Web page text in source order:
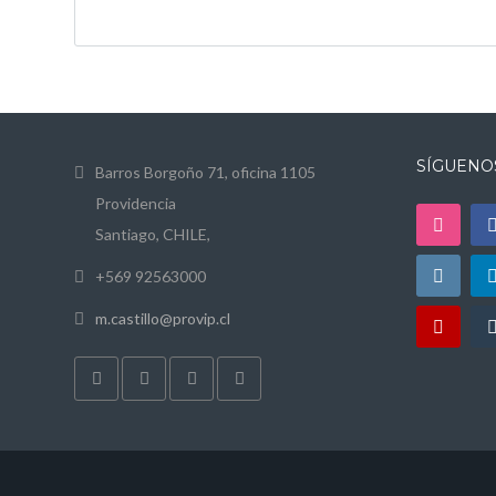
Barros Borgoño 71, oficina 1105
Providencia
Santiago, CHILE,
+569 92563000
m.castillo@provip.cl